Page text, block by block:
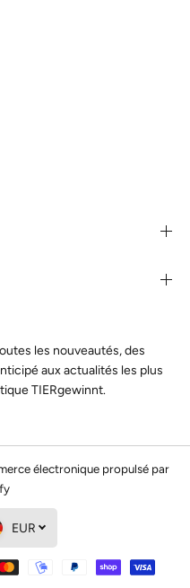
les nouveautés, des
aux actualités les plus
TIERgewinnt.
électronique propulsé par
EUR
| Naturkraft
Schweizer
mit Magen
und sehr
so viel
einen
Akzeptanz
Und auch die
etwa einem
2mal 10 ml
altes sensibles
6.8.2026